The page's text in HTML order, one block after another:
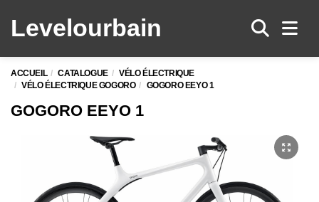
Levelourbain
ACCUEIL CATALOGUE
VÉLO ÉLECTRIQUE
VÉLO ÉLECTRIQUE GOGORO
GOGORO EEYO 1
GOGORO EEYO 1